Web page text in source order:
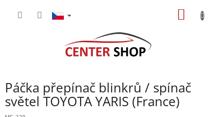
Páčka přepínač blinkrů / spínač
světel TOYOTA YARIS (France)